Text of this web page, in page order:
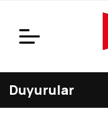
Duyurular